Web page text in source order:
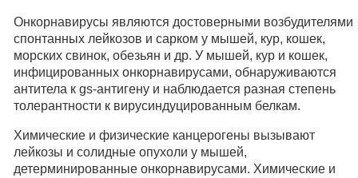
Онкорнавирусы являются достоверными возбудителями
спонтанных лейкозов и сарком у мышей, кур, кошек,
морских свинок, обезьян и др. У мышей, кур и кошек,
инфицированных онкорнавирусами, обнаруживаются
антитела к gs-антигену и наблюдается разная степень
толерантности к вирусиндуцированным белкам.
Химические и физические канцерогены вызывают
лейкозы и солидные опухоли у мышей,
детерминированные онкорнавирусами. Химические и